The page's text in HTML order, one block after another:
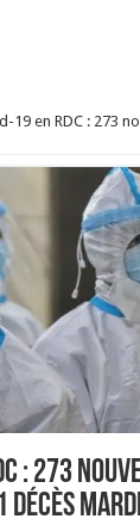
19 en RDC : 273
: 273
décès